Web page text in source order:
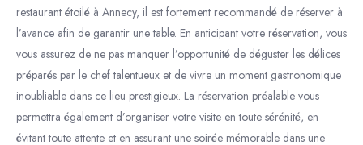
restaurant étoilé à Annecy, il est fortement recommandé de réserver à
l’avance afin de garantir une table. En anticipant votre réservation, vous
vous assurez de ne pas manquer l’opportunité de déguster les délices
préparés par le chef talentueux et de vivre un moment gastronomique
inoubliable dans ce lieu prestigieux. La réservation préalable vous
permettra également d’organiser votre visite en toute sérénité, en
évitant toute attente et en assurant une soirée mémorable dans une